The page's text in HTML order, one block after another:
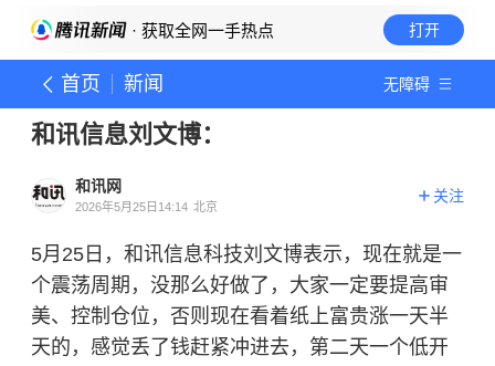
· 获取全网一手热点 打开
首页 新闻 无障碍
和讯信息刘文博：
和讯网
2026年5月25日14:14 北京
关注
5月25日，和讯信息科技刘文博表示，现在就是一
个震荡周期，没那么好做了，大家一定要提高审
美、控制仓位，否则现在看着纸上富贵涨一天半
天的，感觉丢了钱赶紧冲进去，第二天一个低开